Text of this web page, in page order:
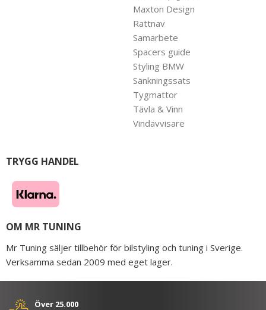
Maxton Design
Rattnav
Samarbete
Spacers guide
Styling BMW
Sänkningssats
Tygmattor
Tävla & Vinn
Vindavvisare
TRYGG HANDEL
OM MR TUNING
Mr Tuning säljer tillbehör för bilstyling och tuning i Sverige.
Verksamma sedan 2009 med eget lager.
Över 25.000